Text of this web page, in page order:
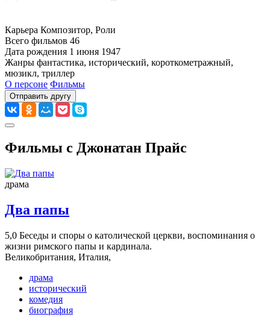
Карьера Композитор, Роли
Всего фильмов 46
Дата рождения 1 июня 1947
Жанры фантастика, исторический, короткометражный,
мюзикл, триллер
О персоне Фильмы
Отправить другу
Фильмы с Джонатан Прайс
драма
Два папы
5,0 Беседы и споры о католической церкви, воспоминания о
жизни римского папы и кардинала.
Великобритания, Италия,
драма
исторический
комедия
биография